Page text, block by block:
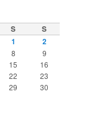
S
S
1
2
8
9
15
16
22
23
29
30